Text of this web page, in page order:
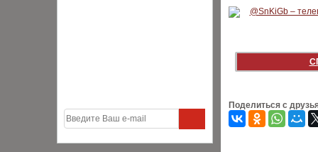
Поделиться с